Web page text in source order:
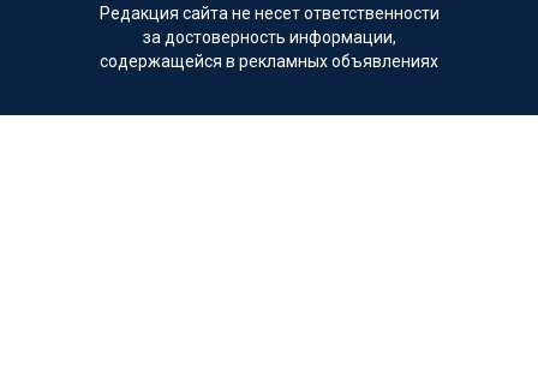
Редакция сайта не несет ответственности
за достоверность информации,
содержащейся в рекламных объявлениях